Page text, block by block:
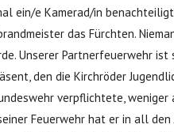
ein/e Kamerad/in
das Fürchten.
Unserer Partnerfeuerwehr
den die Kirchröder
verpflichtete,
Feuerwehr hat er in all